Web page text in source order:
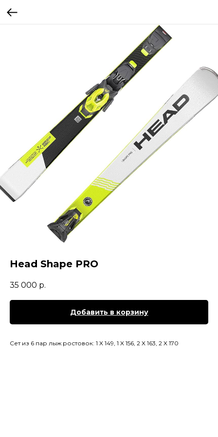
Head Shape PRO
35 000 р.
Добавить в корзину
Сет из 6 пар лыж ростовок: 1 X 149, 1 X 156, 2 X 163, 2 X 170